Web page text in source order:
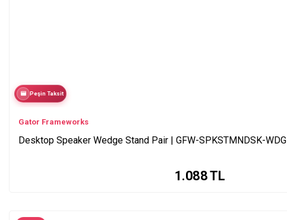
Peşin Taksit
Gator Frameworks
Desktop Speaker Wedge Stand Pair | GFW-SPKSTMNDSK-WDG
1.088TL